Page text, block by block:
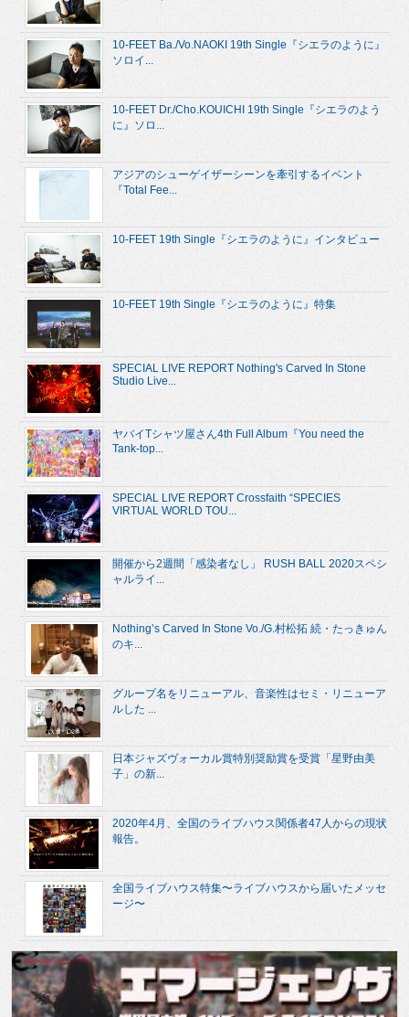
10-FEET Ba./Vo.NAOKI 19th Single『シエラのように』
ソロイ...
10-FEET Dr./Cho.KOUICHI 19th Single『シエラのよう
に』ソロ...
アジアのシューゲイザーシーンを牽引するイベント
『Total Fee...
10-FEET 19th Single『シエラのように』インタビュー
10-FEET 19th Single『シエラのように』特集
SPECIAL LIVE REPORT Nothing's Carved In Stone
Studio Live...
ヤバイTシャツ屋さん4th Full Album『You need the
Tank-top...
SPECIAL LIVE REPORT Crossfaith “SPECIES
VIRTUAL WORLD TOU...
開催から2週間「感染者なし」 RUSH BALL 2020スペシ
ャルライ...
Nothing’s Carved In Stone Vo./G.村松拓 続・たっきゅん
のキ...
グループ名をリニューアル、音楽性はセミ・リニューア
ルした ...
日本ジャズヴォーカル賞特別奨励賞を受賞「星野由美
子」の新...
2020年4月、全国のライブハウス関係者47人からの現状
報告。
全国ライブハウス特集〜ライブハウスから届いたメッセ
ージ〜